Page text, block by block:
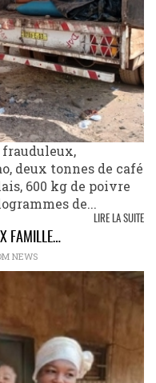
frauduleux,
deux tonnes de café
600 kg de poivre
de...
LIRE LA SUITE
FAMILLE…
NEWS